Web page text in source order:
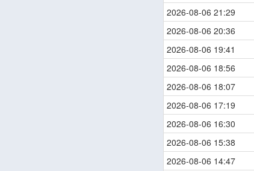
2026-08-06 21:29
2026-08-06 20:36
2026-08-06 19:41
2026-08-06 18:56
2026-08-06 18:07
2026-08-06 17:19
2026-08-06 16:30
2026-08-06 15:38
2026-08-06 14:47